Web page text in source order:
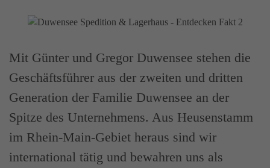
Mit Günter und Gregor Duwensee stehen die
Geschäftsführer aus der zweiten und dritten
Generation der Familie Duwensee an der
Spitze des Unternehmens. Aus Heusenstamm
im Rhein-Main-Gebiet heraus sind wir
international tätig und bewahren uns als